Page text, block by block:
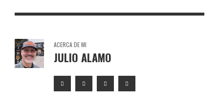
ACERCA DE MI
JULIO ALAMO